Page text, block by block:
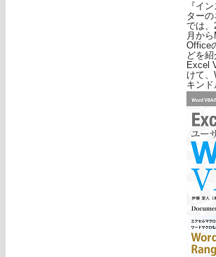
『イ
ターの
では、
月か
Office
どを紹
Excel
けて
キン